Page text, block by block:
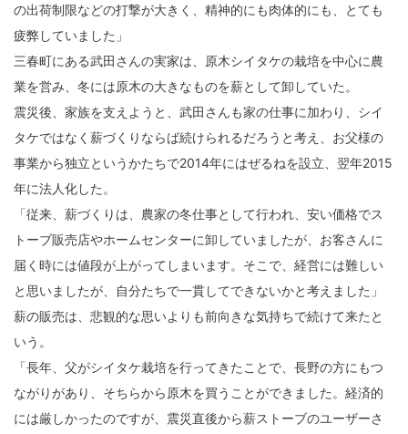
の出荷制限などの打撃が大きく、精神的にも肉体的にも、とても
疲弊していました」
三春町にある武田さんの実家は、原木シイタケの栽培を中心に農
業を営み、冬には原木の大きなものを薪として卸していた。
震災後、家族を支えようと、武田さんも家の仕事に加わり、シイ
タケではなく薪づくりならば続けられるだろうと考え、お父様の
事業から独立というかたちで2014年にはぜるねを設立、翌年2015
年に法人化した。
「従来、薪づくりは、農家の冬仕事として行われ、安い価格でス
トーブ販売店やホームセンターに卸していましたが、お客さんに
届く時には値段が上がってしまいます。そこで、経営には難しい
と思いましたが、自分たちで一貫してできないかと考えました」
薪の販売は、悲観的な思いよりも前向きな気持ちで続けて来たと
いう。
「長年、父がシイタケ栽培を行ってきたことで、長野の方にもつ
ながりがあり、そちらから原木を買うことができました。経済的
には厳しかったのですが、震災直後から薪ストーブのユーザーさ